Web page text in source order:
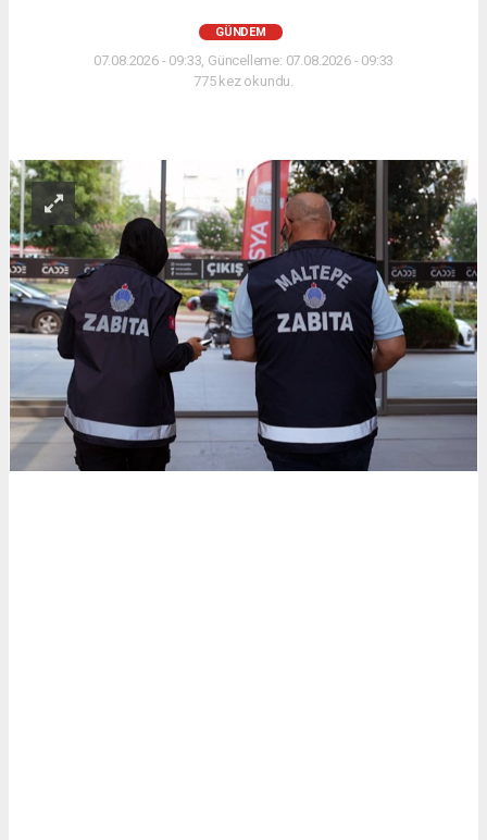
GÜNDEM
07.08.2026 - 09:33, Güncelleme: 07.08.2026 - 09:33
775 kez okundu.